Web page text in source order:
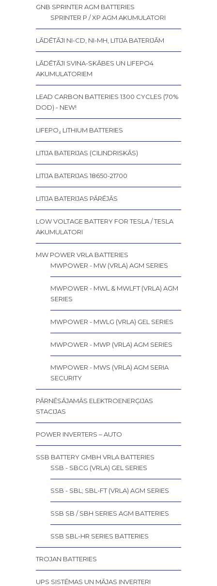
GNB SPRINTER AGM BATTERIES
SPRINTER P / XP AGM AKUMULATORI
LĀDĒTĀJI NI-CD, NI-MH, LITIJA BATERIJĀM
LĀDĒTĀJI SVINA-SKĀBES UN LIFEPO4
AKUMULATORIEM
LEAD CARBON BATTERIES 1300 CYCLES (70%
DOD) - NEW!
LIFEPO₄ LITHIUM BATTERIES
LITIJA BATERIJAS (CILINDRISKĀS)
LITIJA BATERIJAS 18650-21700
LITIJA BATERIJAS PĀRĒJĀS
LOW VOLTAGE BATTERY FOR TESLA / TESLA
AKUMULATORI
MW POWER VRLA BATTERIES
MWPOWER - MW (VRLA) AGM SERIES
MWPOWER - MWL & MWLFT (VRLA) AGM
SERIES
MWPOWER - MWLG (VRLA) GEL SERIES
MWPOWER - MWP (VRLA) AGM SERIES
MWPOWER - MWS (VRLA) AGM SERIA
SECURITY
PĀRNĒSĀJAMĀS ELEKTROENERĢIJAS
STACIJAS
POWER INVERTERS – AUTO
SSB BATTERY GMBH VRLA BATTERIES
SSB - SBCG (VRLA) GEL SERIES
SSB - SBL; SBL-FT (VRLA) AGM SERIES
SSB SB / SBH SERIES AGM BATTERIES
SSB SBL-HR SERIES BATTERIES
TROJAN BATTERIES
UPS SISTĒMAS UN MĀJAS INVERTERI